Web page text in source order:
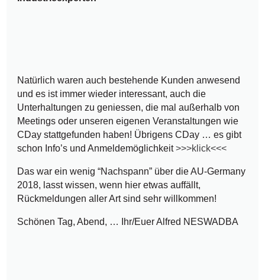
Natürlich waren auch bestehende Kunden anwesend
und es ist immer wieder interessant, auch die
Unterhaltungen zu geniessen, die mal außerhalb von
Meetings oder unseren eigenen Veranstaltungen wie
CDay stattgefunden haben! Übrigens CDay … es gibt
schon Info’s und Anmeldemöglichkeit>>>klick<<<
Das war ein wenig “Nachspann” über die AU-Germany
2018, lasst wissen, wenn hier etwas auffällt,
Rückmeldungen aller Art sind sehr willkommen!
Schönen Tag, Abend, … Ihr/Euer Alfred NESWADBA